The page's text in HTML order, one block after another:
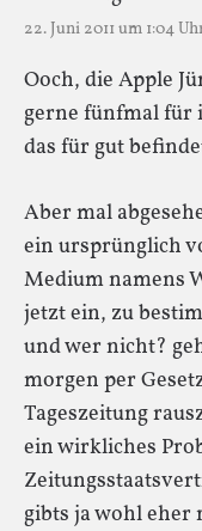
22. Juni 2011 um 1:04
Ooch, die Apple
gerne fünfmal für
das für gut
Aber mal
ein ursprünglich
Medium namens
jetzt ein, zu
und wer nicht?
morgen per
Tageszeitung
ein wirkliches
gibts ja wohl eher